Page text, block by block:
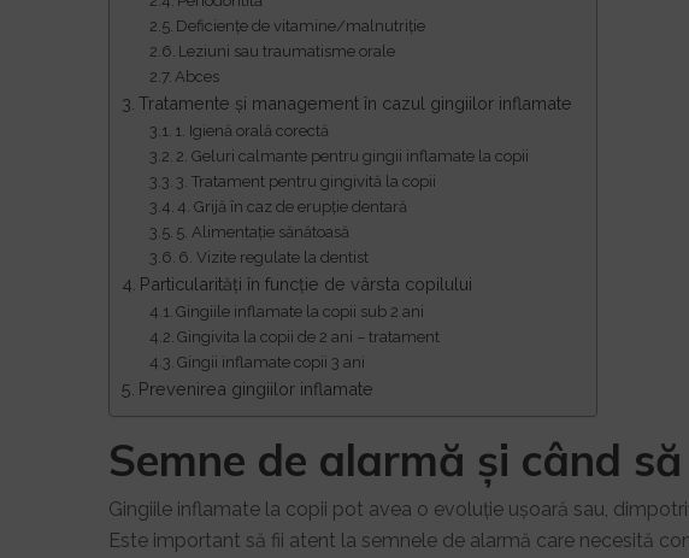
Deficiențe de vitamine/malnutriție
Leziuni sau traumatisme orale
Abces
Tratamente și management în cazul gingiilor inflamate
1. Igienă orală corectă
2. Geluri calmante pentru gingii inflamate la copii
3. Tratament pentru gingivită la copii
4. Grijă în caz de erupție dentară
5. Alimentație sănătoasă
6. Vizite regulate la dentist
Particularități în funcție de vârsta copilului
Gingiile inflamate la copii sub 2 ani
Gingivita la copii de 2 ani – tratament
Gingii inflamate copii 3 ani
Prevenirea gingiilor inflamate
Semne de alarmă și când
Gingiile inflamate la copii pot avea o evoluție ușoară sau,
Este important să fii atent la semnele de alarmă care necesită